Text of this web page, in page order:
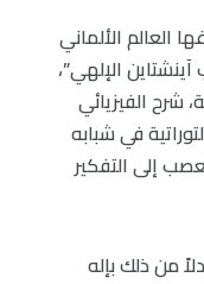
العالم الألماني
آينشتاين الإلهي”،
شرح الفيزيائي
في شبابه
إلى التفكير
من ذلك بإله